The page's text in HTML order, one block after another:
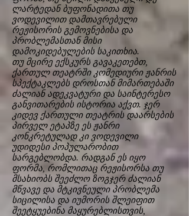
ლარტედან ბუფონადითა თუ
ვოდევილით დამთავრებული
რეჟისორის გემოვნებისა და
პრობლემასთან მისი
დამოკიდებულების საკითხია.
თუ მცირე ექსკურს გავაკეთებთ,
ქართულ თეატრში კომედიური ჟანრის
სპექტაკლებს დროსთან მიმართებაში
ძალიან ადეკვატური და საინტერესო
განვითარების ისტორია აქვთ. ჯერ
კიდევ ქართული თეატრის დაარსების
პირველ ეტაპზე ეს ჟანრი
კონკრეტულად კი ვოდევილი
უდიდესი პოპულარობით
სარგებლობდა. რადგან ეს იყო
ფორმა, რომლითაც რეჟისორსა თუ
მსახიობს შეეძლო ზოგჯერ ძალიან
მწვავე და მტკივნეული პრობლემა
სიცილისა და იუმორის შლეიფით
შეეტყუებინა მაყურებლისთვის,